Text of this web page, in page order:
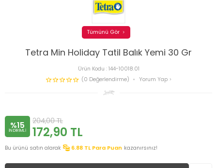
Tetra Min Holiday Tatil Balık Yemi 30 Gr
Ürün Kodu :144-10018.01
(0 Değerlendirme)
Yorum Yap
Tümünü Gör
%15
INDIRIMLI
204,00TL
172,90 TL
Bu ürünü satın alarak 6.88 TL Para Puan kazanırsınız!